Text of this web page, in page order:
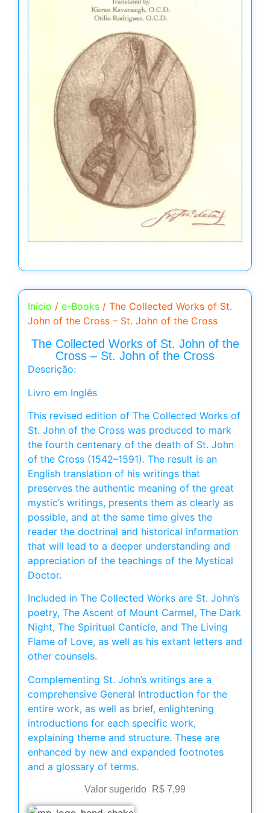
Início / e-Books / The Collected Works of St.
John of the Cross – St. John of the Cross
The Collected Works of St. John of the
Cross – St. John of the Cross
Descrição:
Livro em Inglês
This revised edition of The Collected Works of
St. John of the Cross was produced to mark
the fourth centenary of the death of St. John
of the Cross (1542–1591). The result is an
English translation of his writings that
preserves the authentic meaning of the great
mystic’s writings, presents them as clearly as
possible, and at the same time gives the
reader the doctrinal and historical information
that will lead to a deeper understanding and
appreciation of the teachings of the Mystical
Doctor.
Included in The Collected Works are St. John’s
poetry, The Ascent of Mount Carmel, The Dark
Night, The Spiritual Canticle, and The Living
Flame of Love, as well as his extant letters and
other counsels.
Complementing St. John’s writings are a
comprehensive General Introduction for the
entire work, as well as brief, enlightening
introductions for each specific work,
explaining theme and structure. These are
enhanced by new and expanded footnotes
and a glossary of terms.
Valor sugerido R$ 7,99